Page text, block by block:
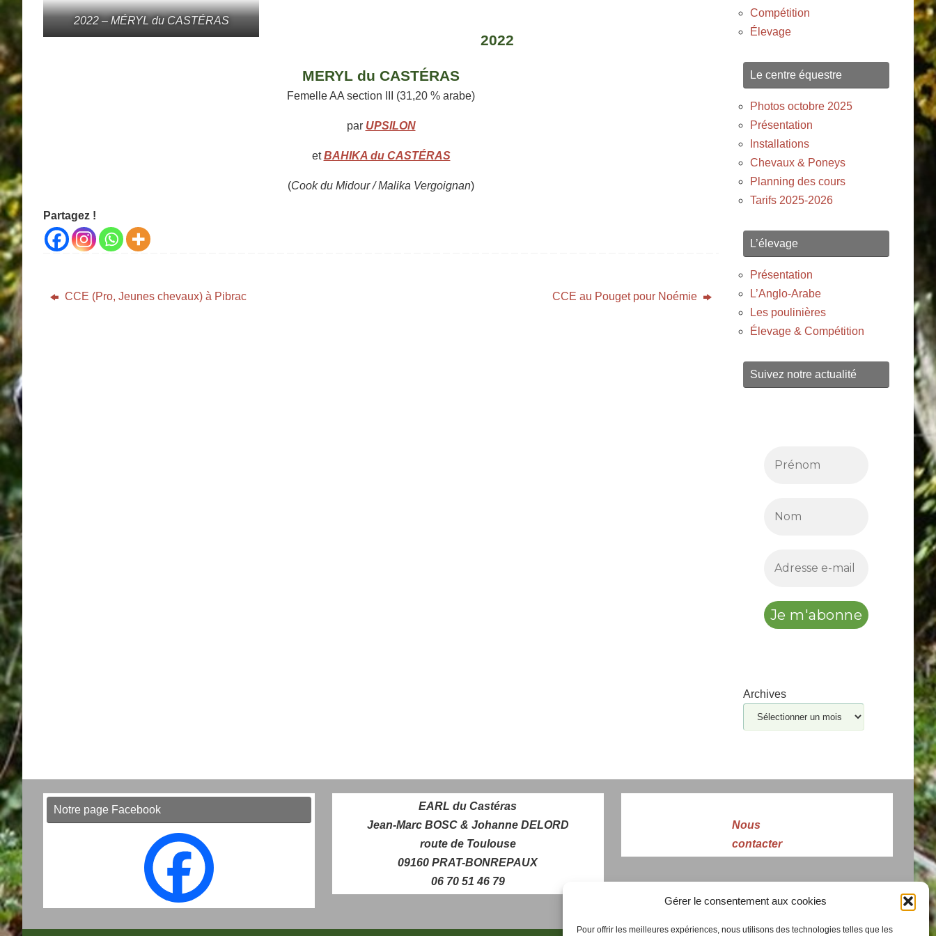
Gérer le consentement aux cookies
Pour offrir les meilleures expériences, nous utilisons des technologies telles que les
2022 – MÉRYL du CASTÉRAS
2022
MERYL du CASTÉRAS
Femelle AA section III (31,20 % arabe)
par UPSILON
etBAHIKA du CASTÉRAS
(Cook du Midour / Malika Vergoignan)
Partagez !
CCE (Pro, Jeunes chevaux) à Pibrac CCE au Pouget pour Noémie
Compétition
Élevage
Le centre équestre
Photos octobre 2025
Présentation
Installations
Chevaux & Poneys
Planning des cours
Tarifs 2025-2026
L’élevage
Présentation
L’Anglo-Arabe
Les poulinières
Élevage & Compétition
Suivez notre actualité
Archives
Notre page Facebook
EARL du Castéras
Jean-Marc BOSC & Johanne DELORD
route de Toulouse
09160 PRAT-BONREPAUX
06 70 51 46 79
Nous
contacter